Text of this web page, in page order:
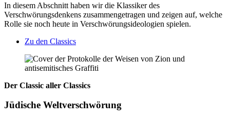
In diesem Abschnitt haben wir die Klassiker des
Verschwörungsdenkens zusammengetragen und zeigen auf, welche
Rolle sie noch heute in Verschwörungsideologien spielen.
Zu den Classics
Der Classic aller Classics
Jüdische Weltverschwörung